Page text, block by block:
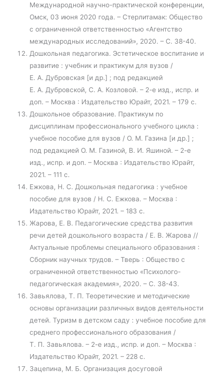
Международной научно-практической конференции,
Омск, 03 июня 2020 года. – Стерлитамак: Общество
с ограниченной ответственностью «Агентство
международных исследований», 2020. – С. 38-40.
Дошкольная педагогика. Эстетическое воспитание и
развитие : учебник и практикум для вузов /
Е. А. Дубровская [и др.] ; под редакцией
Е. А. Дубровской, С. А. Козловой. – 2-е изд., испр. и
доп. – Москва : Издательство Юрайт, 2021. – 179 с.
Дошкольное образование. Практикум по
дисциплинам профессионального учебного цикла :
учебное пособие для вузов / О. М. Газина [и др.] ;
под редакцией О. М. Газиной, В. И. Яшиной. – 2-е
изд., испр. и доп. – Москва : Издательство Юрайт,
2021. – 111 с.
Ежкова, Н. С. Дошкольная педагогика : учебное
пособие для вузов / Н. С. Ежкова. – Москва :
Издательство Юрайт, 2021. – 183 с.
Жарова, Е. В. Педагогические средства развития
речи детей дошкольного возраста / Е. В. Жарова //
Актуальные проблемы специального образования :
Сборник научных трудов. – Тверь : Общество с
ограниченной ответственностью «Психолого-
педагогическая академия», 2020. – С. 38-43.
Завьялова, Т. П. Теоретические и методические
основы организации различных видов деятельности
детей. Туризм в детском саду : учебное пособие для
среднего профессионального образования /
Т. П. Завьялова. – 2-е изд., испр. и доп. – Москва :
Издательство Юрайт, 2021. – 228 с.
Зацепина, М. Б. Организация досуговой